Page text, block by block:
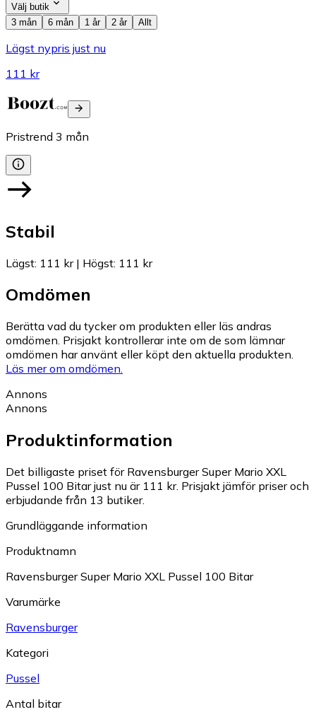
Välj butik
3 mån
6 mån 1 år 2 år Allt
Lägst nypris just nu
111 kr
Pristrend 3 mån
Stabil
Lägst: 111 kr| Högst: 111 kr
Omdömen
Berätta vad du tycker om produkten eller läs andras
omdömen. Prisjakt kontrollerar inte om de som lämnar
omdömen har använt eller köpt den aktuella produkten.
Läs mer om omdömen.
Annons
Annons
Produktinformation
Det billigaste priset för Ravensburger Super Mario XXL
Pussel 100 Bitar just nu är 111 kr. Prisjakt jämför priser och
erbjudande från 13 butiker.
Grundläggande information
Produktnamn
Ravensburger Super Mario XXL Pussel 100 Bitar
Varumärke
Ravensburger
Kategori
Pussel
Antal bitar